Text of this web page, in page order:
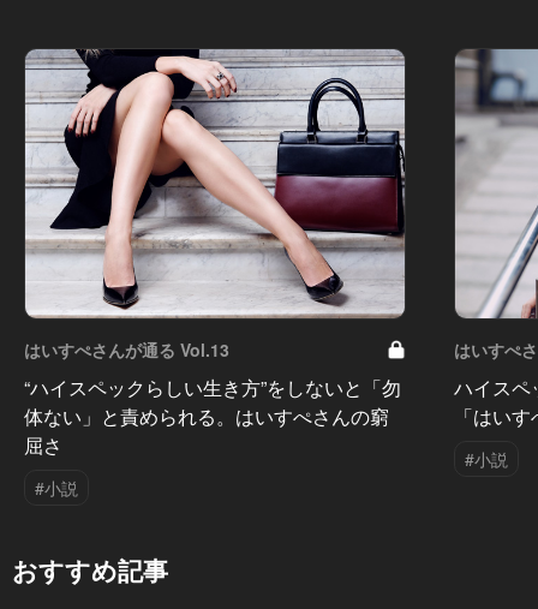
はいすぺさんが通る Vol.13
“ハイスペックらしい生き方”をしないと「勿
体ない」と責められる。はいすぺさんの窮
屈さ
#小説
はいすぺ
ハイスペ
「はい
#小説
おすすめ記事